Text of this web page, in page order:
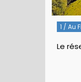
1 / Au
Le